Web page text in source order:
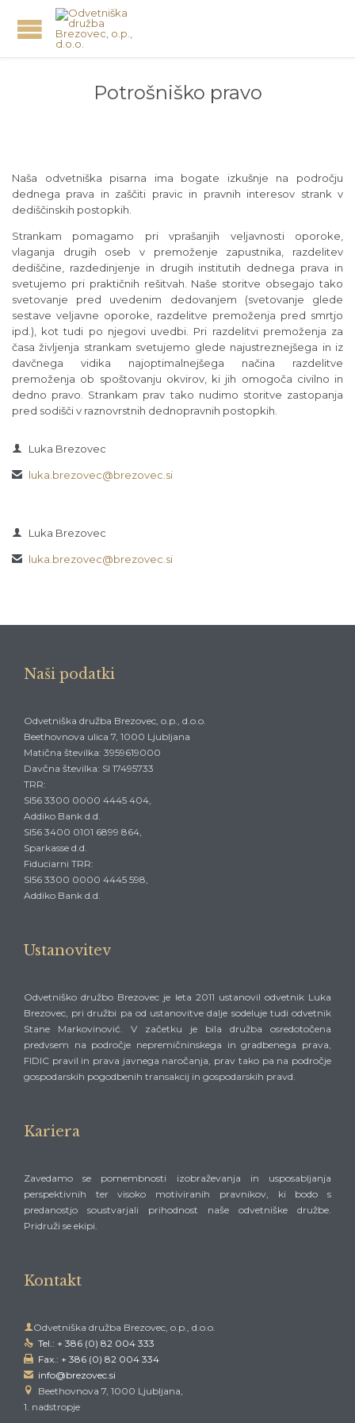
Potrošniško pravo
Naša odvetniška pisarna ima bogate izkušnje na področju
dednega prava in zaščiti pravic in pravnih interesov strank v
dediščinskih postopkih.
Strankam pomagamo pri vprašanjih veljavnosti oporoke,
vlaganja drugih oseb v premoženje zapustnika, razdelitev
dediščine, razdedinjenje in drugih institutih dednega prava in
svetujemo pri praktičnih rešitvah. Naše storitve obsegajo tako
svetovanje pred uvedenim dedovanjem (svetovanje glede
sestave veljavne oporoke, razdelitve premoženja pred smrtjo
ipd.), kot tudi po njegovi uvedbi. Pri razdelitvi premoženja za
časa življenja strankam svetujemo glede najustreznejšega in iz
davčnega vidika najoptimalnejšega načina razdelitve
premoženja ob spoštovanju okvirov, ki jih omogoča civilno in
dedno pravo. Strankam prav tako nudimo storitve zastopanja
pred sodišči v raznovrstnih dednopravnih postopkih.
 Luka Brezovec
 luka.brezovec@brezovec.si
 Luka Brezovec
 luka.brezovec@brezovec.si
Naši podatki
Odvetniška družba Brezovec, o.p., d.o.o.
Beethovnova ulica 7, 1000 Ljubljana
Matična številka: 3959619000
Davčna številka: SI 17495733
TRR:
SI56 3300 0000 4445 404,
Addiko Bank d.d.
SI56 3400 0101 6899 864,
Sparkasse d.d.
Fiduciarni TRR:
SI56 3300 0000 4445 598,
Addiko Bank d.d.
Ustanovitev
Odvetniško družbo Brezovec je leta 2011 ustanovil odvetnik Luka
Brezovec, pri družbi pa od ustanovitve dalje sodeluje tudi odvetnik
Stane Markovinović. V začetku je bila družba osredotočena
predvsem na področje nepremičninskega in gradbenega prava,
FIDIC pravil in prava javnega naročanja, prav tako pa na področje
gospodarskih pogodbenih transakcij in gospodarskih pravd.
Kariera
Zavedamo se pomembnosti izobraževanja in usposabljanja
perspektivnih ter visoko motiviranih pravnikov, ki bodo s
predanostjo soustvarjali prihodnost naše odvetniške družbe.
Pridruži se ekipi.
Kontakt
 Odvetniška družba Brezovec, o.p., d.o.o.
 Tel.: + 386 (0) 82 004 333
 Fax.: + 386 (0) 82 004 334
 info@brezovec.si

Beethovnova 7, 1000 Ljubljana,
1. nadstropje